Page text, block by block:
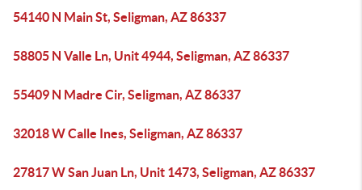
54140 N Main St, Seligman, AZ 86337
58805 N Valle Ln, Unit 4944, Seligman, AZ 86337
55409 N Madre Cir, Seligman, AZ 86337
32018 W Calle Ines, Seligman, AZ 86337
27817 W San Juan Ln, Unit 1473, Seligman, AZ 86337